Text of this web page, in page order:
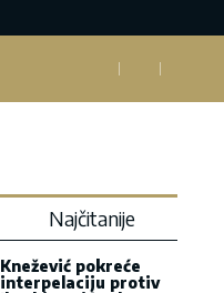
Najčitanije
Knežević pokreće
interpelaciju protiv